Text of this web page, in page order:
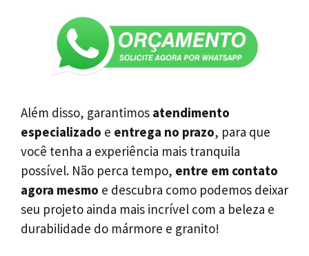
Além disso, garantimos atendimento
especializado e entrega no prazo, para que
você tenha a experiência mais tranquila
possível. Não perca tempo, entre em contato
agora mesmo e descubra como podemos deixar
seu projeto ainda mais incrível com a beleza e
durabilidade do mármore e granito!